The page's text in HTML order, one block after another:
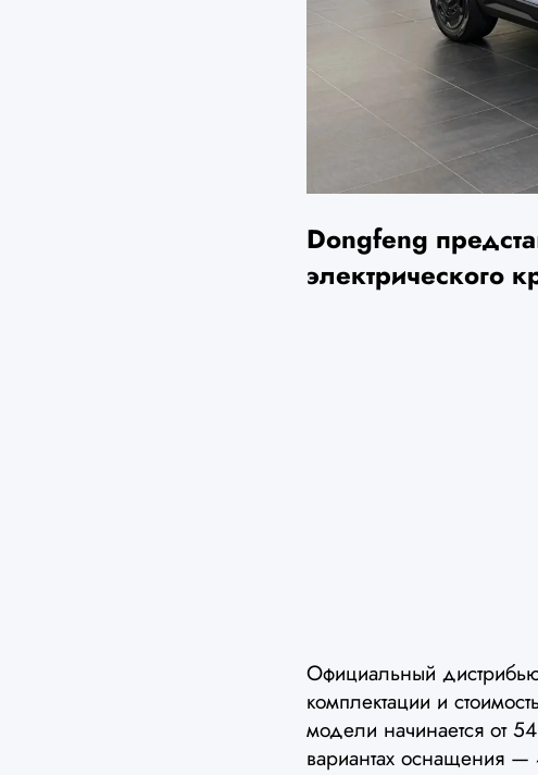
Dongfeng
электрического
Официальный
комплектации и
модели начинается от
вариантах оснащения